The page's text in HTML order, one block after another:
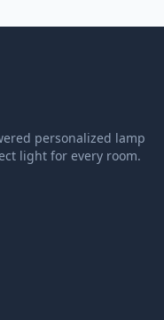
personalized lamp
light for every room.